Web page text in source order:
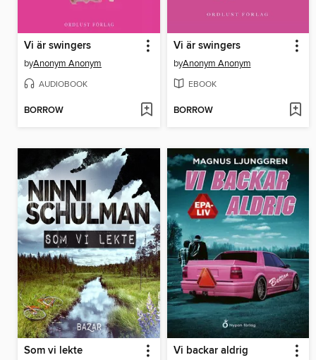
Vi är swingers
byAnonym Anonym
AUDIOBOOK
BORROW
Vi är swingers
byAnonym Anonym
EBOOK
BORROW
Som vi lekte Vi backar aldrig